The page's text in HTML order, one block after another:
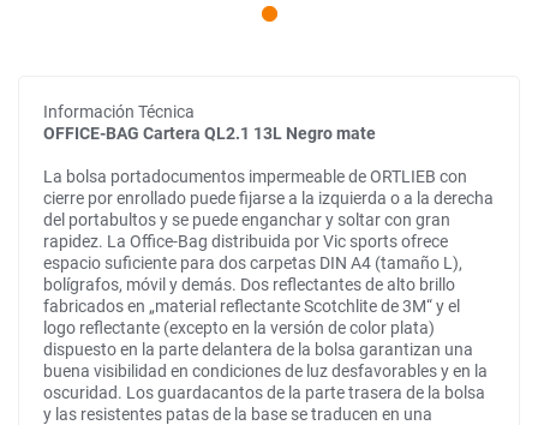
Información Técnica
OFFICE-BAG Cartera QL2.1 13L Negro mate
La bolsa portadocumentos impermeable de ORTLIEB con
cierre por enrollado puede fijarse a la izquierda o a la derecha
del portabultos y se puede enganchar y soltar con gran
rapidez. La Office-Bag distribuida por Vic sports ofrece
espacio suficiente para dos carpetas DIN A4 (tamaño L),
bolígrafos, móvil y demás. Dos reflectantes de alto brillo
fabricados en „material reflectante Scotchlite de 3M“ y el
logo reflectante (excepto en la versión de color plata)
dispuesto en la parte delantera de la bolsa garantizan una
buena visibilidad en condiciones de luz desfavorables y en la
oscuridad. Los guardacantos de la parte trasera de la bolsa
y las resistentes patas de la base se traducen en una